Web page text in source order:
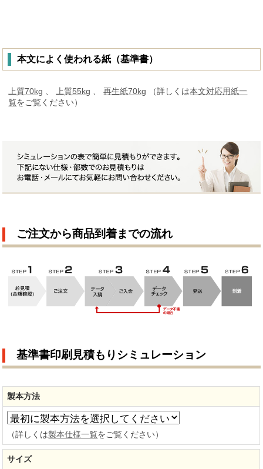
本文によく使われる紙（基準書）
上質70kg 上質55kg 、再生紙70kg （詳しくは本文対応用紙一
覧をご覧ください）
ご注文から商品到着までの流れ
基準書印刷見積もりシミュレーション
製本方法
（詳しくは製本仕様一覧をご覧ください）
サイズ